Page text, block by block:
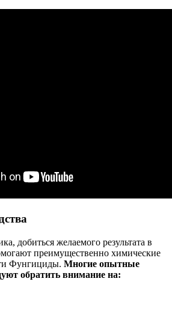
добиться желаемого результата в
преимущественно химические
Фунгициды. Многие опытные
обратить внимание на: